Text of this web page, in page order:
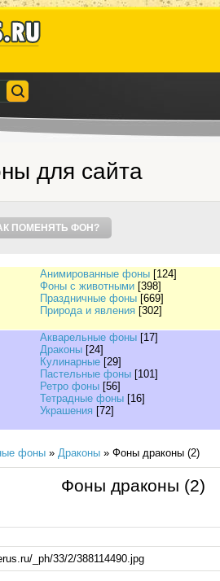
для сайта
ПОМЕНЯТЬ ФОН?
Анимированные фоны [124]
Фоны с животными [398]
Праздничные фоны [669]
Природа и явления [302]
Акварельные фоны [17]
Драконы [24]
Кулинарные [29]
Пастельные фоны [101]
Ретро фоны [56]
Тетрадные фоны [16]
Украшения [72]
фоны » Драконы » Фоны драконы (2)
Фоны драконы (2)